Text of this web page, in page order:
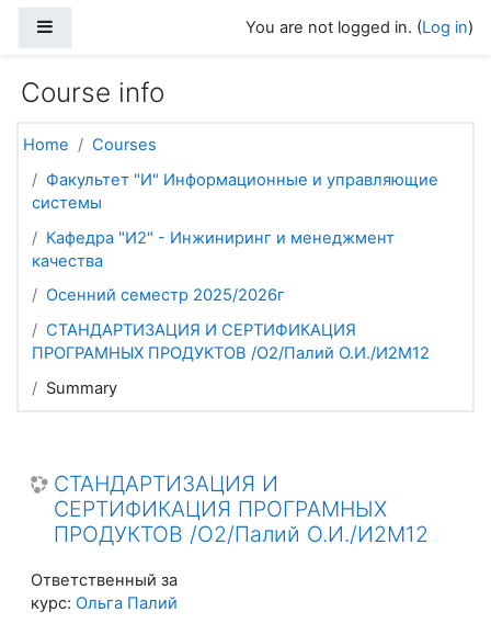
You are not logged in. (Log in)
Course info
Home
Courses
Факультет "И" Информационные и управляющие
системы
Кафедра "И2" - Инжиниринг и менеджмент
качества
Осенний семестр 2025/2026г
СТАНДАРТИЗАЦИЯ И СЕРТИФИКАЦИЯ
ПРОГРАМНЫХ ПРОДУКТОВ /О2/Палий О.И./И2М12
Summary
СТАНДАРТИЗАЦИЯ И
СЕРТИФИКАЦИЯ ПРОГРАМНЫХ
ПРОДУКТОВ /О2/Палий О.И./И2М12
Ответственный за
курс: Ольга Палий